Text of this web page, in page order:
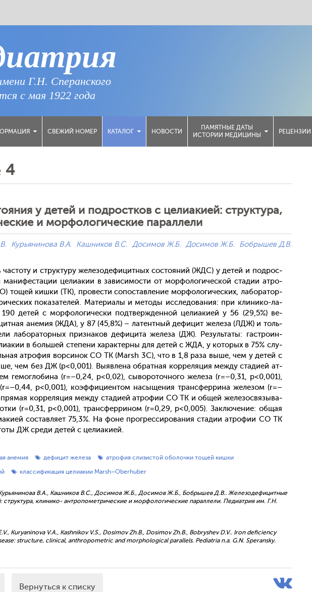
Г.Н. Сперанского
с мая 1922 года
СВЕЖИЙ НОМЕР КАТАЛОГ НОВОСТИ
ПАМЯТНЫЕ ДАТЫ
ИСТОРИИ МЕДИЦИНЫ
РЕЦЕНЗИИ
4
у детей и подростков с целиакией: структура,
и морфологические параллели
Курьянинова В.А. Кашников В.С. Досимов Ж.Б. Досимов Ж.Б. Бобрышев Д.В.
час­то­ту и струк­ту­ру же­лезо­дефи­цит­ных сос­то­яний (ЖДС) у де­тей и под­рос­
ма­нифес­та­ции це­ли­акии в за­виси­мос­ти от мор­фо­логи­чес­кой ста­дии ат­ро­
то­щей киш­ки (ТК), про­вес­ти со­пос­тавле­ние мор­фо­логи­чес­ких, ла­бора­тор­
по­каза­телей. Ма­тери­алы и ме­тоды ис­сле­дова­ния: при кли­нико-ла­
де­тей с мор­фо­логи­чес­ки под­твержден­ной це­ли­аки­ей у 56 (29,5%) ве­
ане­мия (ЖДА), у 87 (45,8%) – ла­тен­тный де­фицит же­леза (ЛДЖ) и толь­
ла­бора­тор­ных приз­на­ков де­фици­та же­леза (ДЖ). Ре­зуль­та­ты: гас­тро­ин­
в боль­шей сте­пени ха­рак­терны для де­тей с ЖДА, у ко­торых в 75% слу­
ат­ро­фия вор­си­нок СО ТК (Marsh 3С), что в 1,8 ра­за вы­ше, чем у де­тей с
чем без ДЖ (p<0,001). Вы­яв­ле­на об­ратная кор­ре­ляция меж­ду ста­ди­ей ат­
ге­мог­ло­бина (r=–0,24, p<0,02), сы­воро­точ­но­го же­леза (r=–0,31, p<0,001),
p<0,001), ко­эф­фи­ци­ен­том на­сыще­ния тран­сфер­ри­на же­лезом (r=–
кор­ре­ляция меж­ду ста­ди­ей ат­ро­фии СО ТК и об­щей же­лезос­вя­зыва­
(r=0,31, p<0,001), тран­сфер­ри­ном (r=0,29, p<0,005). Зак­лю­чение: об­щая
сос­тавля­ет 75,3%. На фо­не прог­ресси­рова­ния ста­дии ат­ро­фии СО ТК
ДЖ сре­ди де­тей с це­ли­аки­ей.
анемия дефицит железа
атрофия слизистой оболочки тощей кишки
классификация целиакии Marsh–Оberhuber
В.А., Кашников В.С., Досимов Ж.Б., Досимов Ж.Б., Бобрышев Д.В.. Железодефицитные
структура, клинико- антропометрические и морфологические параллели. Педиатрия им. Г.Н.
Kuryaninova V.A., Kashnikov V.S., Dosimov Zh.B., Dosimov Zh.B., Bobryshev D.V.. Iron deficiency
structure, clinical, anthropometric and morphological parallels. Pediatria n.a. G.N. Speransky.
Вернуться к списку